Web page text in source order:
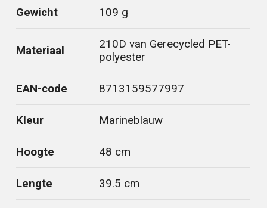
Gewicht 109 g
Materiaal
210D van Gerecycled PET-
polyester
EAN-code 8713159577997
Kleur Marineblauw
Hoogte 48 cm
Lengte 39.5 cm